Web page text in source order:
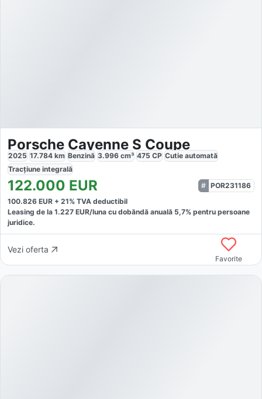
Porsche Cayenne S Coupe
2025 17.784 km Benzină 3.996 cm³ 475 CP Cutie automată
Tracțiune integrală
122.000 EUR
POR231186
100.826 EUR + 21% TVA deductibil
Leasing de la 1.227 EUR/luna cu dobăndă anuală 5,7% pentru persoane
juridice.
Vezi oferta
Favorite